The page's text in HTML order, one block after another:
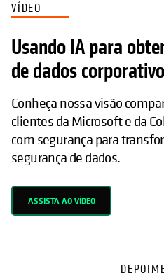
VÍDEO
Usando IA para
de dados
Conheça nossa visão
clientes da Microsoft e da
com segurança para
segurança de dados.
ASSISTA AO VÍDEO